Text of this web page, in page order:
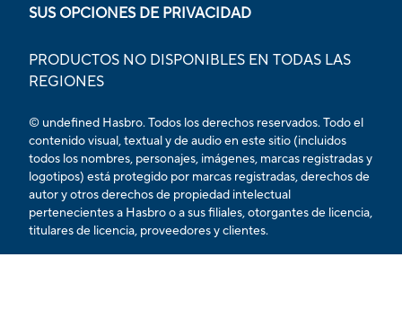
SUS OPCIONES DE PRIVACIDAD
PRODUCTOS NO DISPONIBLES EN TODAS LAS
REGIONES
© undefined Hasbro. Todos los derechos reservados. Todo el
contenido visual, textual y de audio en este sitio (incluidos
todos los nombres, personajes, imágenes, marcas registradas y
logotipos) está protegido por marcas registradas, derechos de
autor y otros derechos de propiedad intelectual
pertenecientes a Hasbro o a sus filiales, otorgantes de licencia,
titulares de licencia, proveedores y clientes.